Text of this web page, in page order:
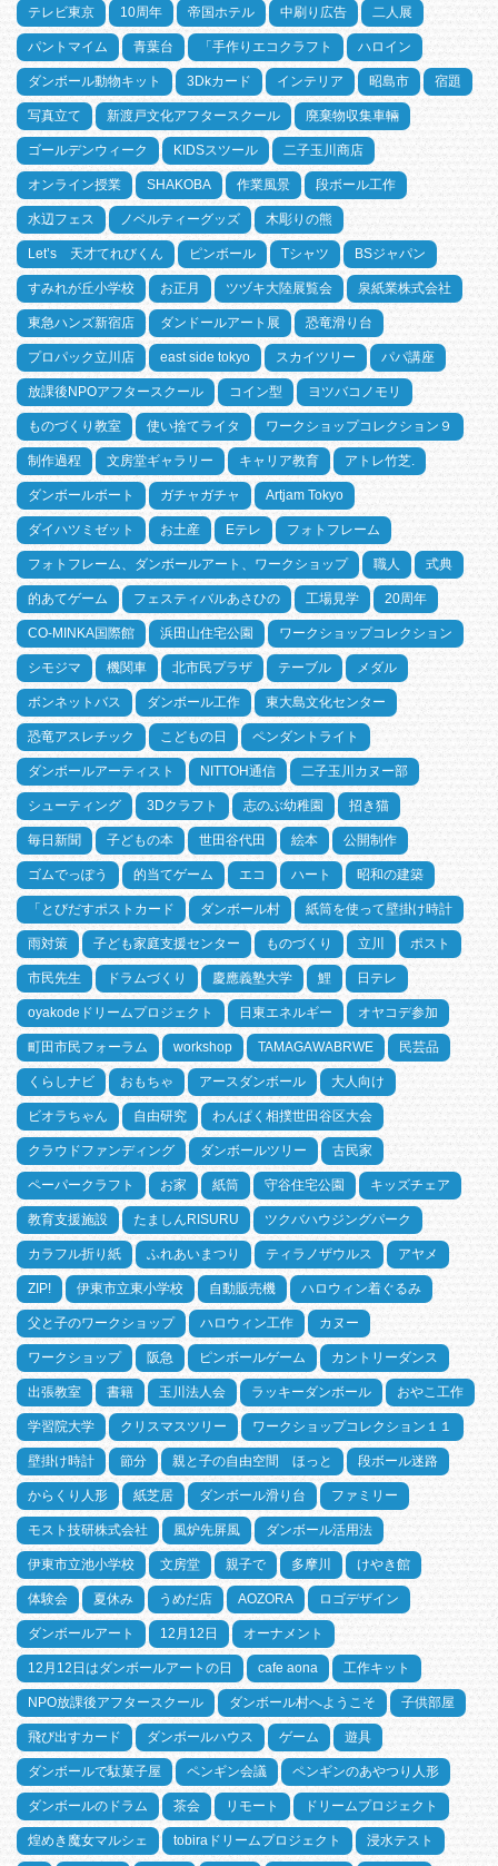
テレビ東京 10周年 帝国ホテル 中刷り広告 二人展
パントマイム 青葉台 「手作りエコクラフト ハロイン
ダンボール動物キット 3Dkカード インテリア 昭島市 宿題
写真立て 新渡戸文化アフタースクール 廃棄物収集車輛
ゴールデンウィーク KIDSスツール 二子玉川商店
オンライン授業 SHAKOBA 作業風景 段ボール工作
水辺フェス ノベルティーグッズ 木彫りの熊
Let’s 天才てれびくん ピンボール Tシャツ BSジャパン
すみれが丘小学校 お正月 ツヅキ大陸展覧会 泉紙業株式会社
東急ハンズ新宿店 ダンドールアート展 恐竜滑り台
プロパック立川店 east side tokyo スカイツリー パパ講座
放課後NPOアフタースクール コイン型 ヨツバコノモリ
ものづくり教室 使い捨てライタ ワークショップコレクション９
制作過程 文房堂ギャラリー キャリア教育 アトレ竹芝.
ダンボールボート ガチャガチャ Artjam Tokyo
ダイハツミゼット お土産 Eテレ フォトフレーム
フォトフレーム、ダンボールアート、ワークショップ 職人 式典
的あてゲーム フェスティバルあさひの 工場見学 20周年
CO-MINKA国際館 浜田山住宅公園 ワークショップコレクション
シモジマ 機関車 北市民プラザ テーブル メダル
ボンネットバス ダンボール工作 東大島文化センター
恐竜アスレチック こどもの日 ペンダントライト
ダンボールアーティスト NITTOH通信 二子玉川カヌー部
シューティング 3Dクラフト 志のぶ幼稚園 招き猫
毎日新聞 子どもの本 世田谷代田 絵本 公開制作
ゴムでっぽう 的当てゲーム エコ ハート 昭和の建築
「とびだすポストカード ダンボール村 紙筒を使って壁掛け時計
雨対策 子ども家庭支援センター ものづくり 立川 ポスト
市民先生 ドラムづくり 慶應義塾大学 鯉 日テレ
oyakodeドリームプロジェクト 日東エネルギー オヤコデ参加
町田市民フォーラム workshop TAMAGAWABRWE 民芸品
くらしナビ おもちゃ アースダンボール 大人向け
ビオラちゃん 自由研究 わんぱく相撲世田谷区大会
クラウドファンディング ダンボールツリー 古民家
ペーパークラフト お家 紙筒 守谷住宅公園 キッズチェア
教育支援施設 たましんRISURU ツクバハウジングパーク
カラフル折り紙 ふれあいまつり ティラノザウルス アヤメ
ZIP! 伊東市立東小学校 自動販売機 ハロウィン着ぐるみ
父と子のワークショップ ハロウィン工作 カヌー
ワークショップ 阪急 ピンボールゲーム カントリーダンス
出張教室 書籍 玉川法人会 ラッキーダンボール おやこ工作
学習院大学 クリスマスツリー ワークショップコレクション１１
壁掛け時計 節分 親と子の自由空間 ほっと 段ボール迷路
からくり人形 紙芝居 ダンボール滑り台 ファミリー
モスト技研株式会社 風炉先屏風 ダンボール活用法
伊東市立池小学校 文房堂 親子で 多摩川 けやき館
体験会 夏休み うめだ店 AOZORA ロゴデザイン
ダンボールアート 12月12日 オーナメント
12月12日はダンボールアートの日 cafe aona 工作キット
NPO放課後アフタースクール ダンボール村へようこそ 子供部屋
飛び出すカード ダンボールハウス ゲーム 遊具
ダンボールで駄菓子屋 ペンギン会議 ペンギンのあやつり人形
ダンボールのドラム 茶会 リモート ドリームプロジェクト
煌めき魔女マルシェ tobiraドリームプロジェクト 浸水テスト